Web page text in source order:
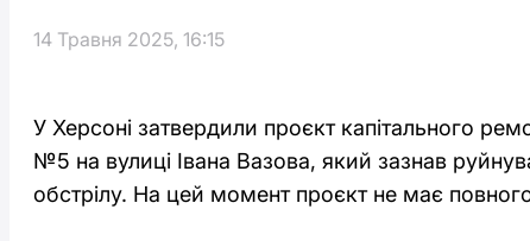
14 Травня 2025, 16:15
У Херсоні затвердили проєкт капітального
№5 на вулиці Івана Вазова, який зазнав
обстрілу. На цей момент проєкт не має